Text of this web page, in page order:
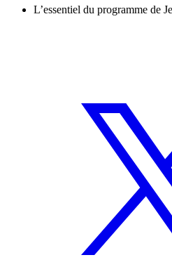
L’essentiel du programme de